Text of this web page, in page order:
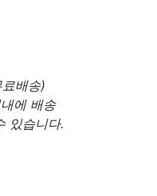
배송)
에 배송
있습니다.